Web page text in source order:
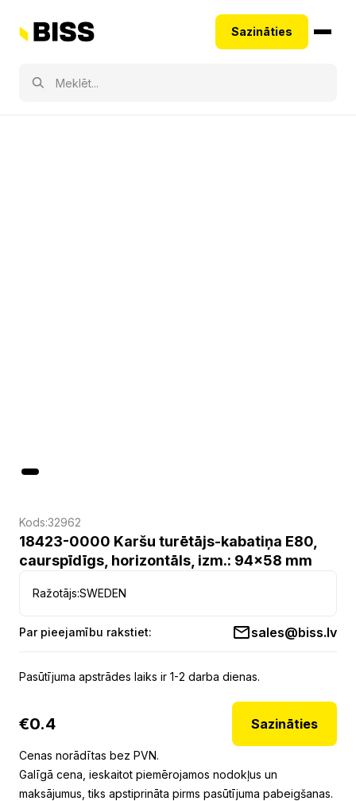
Sazināties
Kods:32962
18423-0000 Karšu turētājs-kabatiņa E80,
caurspīdīgs, horizontāls, izm.: 94x58 mm
Ražotājs:SWEDEN
Par pieejamību rakstiet: sales@biss.lv
Pasūtījuma apstrādes laiks ir 1-2 darba dienas.
€0.4 Sazināties
Cenas norādītas bez PVN.
Galīgā cena, ieskaitot piemērojamos nodokļus un
maksājumus, tiks apstiprināta pirms pasūtījuma pabeigšanas.